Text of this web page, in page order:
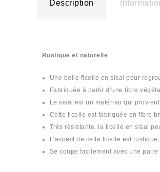
Description
Rustique et naturelle
Une belle ficelle en sisal pour
Fabriquée à partir d’une fibre
Le sisal est un matériau qui
Cette ficelle est fabriquée en fibre
Très résistante, la ficelle en sisal
L’aspect de cette ficelle est
Se coupe facilement avec une